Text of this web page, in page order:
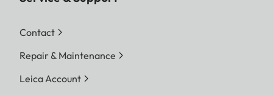
Contact
Repair & Maintenance
Leica Account